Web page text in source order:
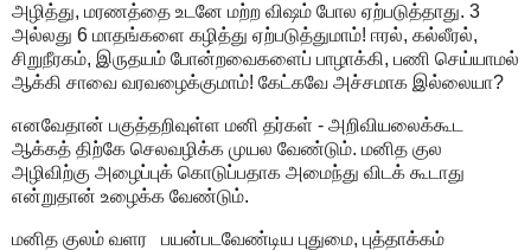
அழித்து, மரணத்தை உடனே மற்ற விஷம் போல ஏற்படுத்தாது. 3
அல்லது 6 மாதங்களை கழித்து ஏற்படுத்துமாம்! ஈரல், கல்லீரல்,
சிறுநீரகம், இருதயம் போன்றவைகளைப் பாழாக்கி, பணி செய்யாமல்
ஆக்கி சாவை வரவழைக்குமாம்! கேட்கவே அச்சமாக இல்லையா?
எனவேதான் பகுத்தறிவுள்ள மனி தர்கள் - அறிவியலைக்கூட
ஆக்கத் திற்கே செலவழிக்க முயல வேண்டும். மனித குல
அழிவிற்கு அழைப்புக் கொடுப்பதாக அமைந்து விடக் கூடாது
என்றுதான் உழைக்க வேண்டும்.
மனித குலம் வளர பயன்படவேண்டிய புதுமை, புத்தாக்கம்